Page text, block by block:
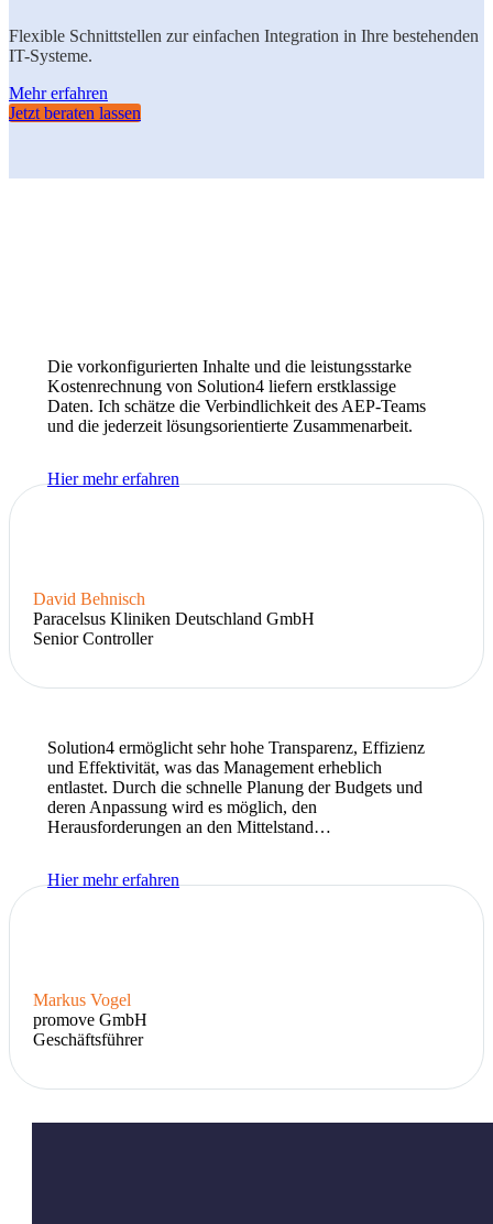
Flexible Schnittstellen zur einfachen Integration in Ihre bestehenden
IT-Systeme.
Mehr erfahren
Jetzt beraten lassen
Die vorkonfigurierten Inhalte und die leistungsstarke
Kostenrechnung von Solution4 liefern erstklassige
Daten. Ich schätze die Verbindlichkeit des AEP-Teams
und die jederzeit lösungsorientierte Zusammenarbeit.
Hier mehr erfahren
David Behnisch
Paracelsus Kliniken Deutschland GmbH
Senior Controller
Solution4 ermöglicht sehr hohe Transparenz, Effizienz
und Effektivität, was das Management erheblich
entlastet. Durch die schnelle Planung der Budgets und
deren Anpassung wird es möglich, den
Herausforderungen an den Mittelstand…
Hier mehr erfahren
Markus Vogel
promove GmbH
Geschäftsführer